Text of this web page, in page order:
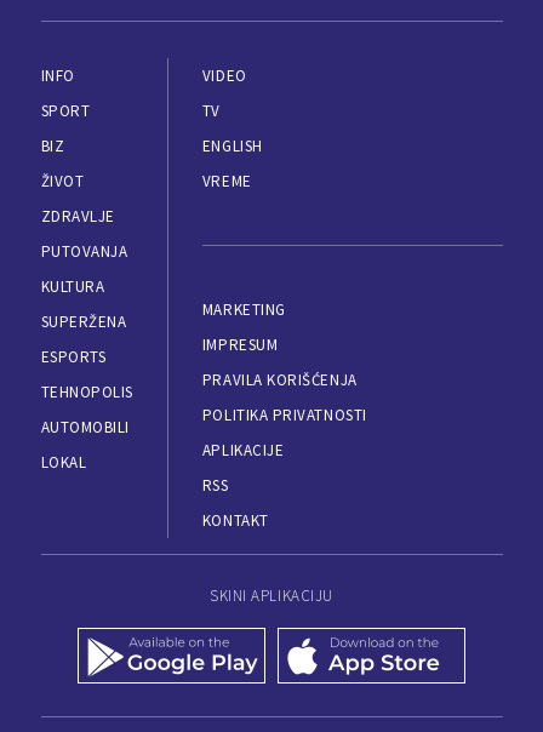
INFO
SPORT
BIZ
ŽIVOT
ZDRAVLJE
PUTOVANJA
KULTURA
SUPERŽENA
ESPORTS
TEHNOPOLIS
AUTOMOBILI
LOKAL
VIDEO
TV
ENGLISH
VREME
MARKETING
IMPRESUM
PRAVILA KORIŠĆENJA
POLITIKA PRIVATNOSTI
APLIKACIJE
RSS
KONTAKT
SKINI APLIKACIJU